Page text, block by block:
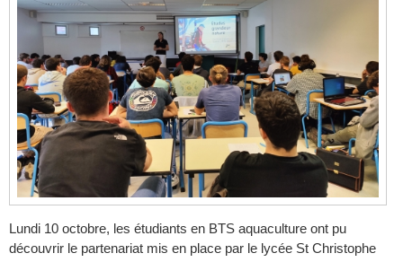
Lundi 10 octobre, les étudiants en BTS aquaculture ont pu
découvrir le partenariat mis en place par le lycée St Christophe